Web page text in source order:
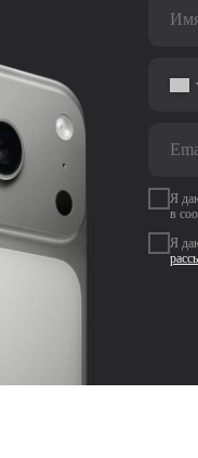
Я
в
Я